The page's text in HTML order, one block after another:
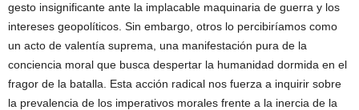
gesto insignificante ante la implacable maquinaria de guerra y los
intereses geopolíticos. Sin embargo, otros lo percibiríamos como
un acto de valentía suprema, una manifestación pura de la
conciencia moral que busca despertar la humanidad dormida en el
fragor de la batalla. Esta acción radical nos fuerza a inquirir sobre
la prevalencia de los imperativos morales frente a la inercia de la